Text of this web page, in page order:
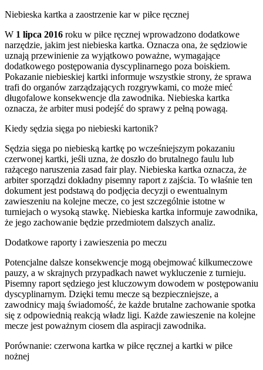
Niebieska kartka a zaostrzenie kar w piłce ręcznej
W 1 lipca 2016 roku w piłce ręcznej wprowadzono dodatkowe
narzędzie, jakim jest niebieska kartka. Oznacza ona, że sędziowie
uznają przewinienie za wyjątkowo poważne, wymagające
dodatkowego postępowania dyscyplinarnego poza boiskiem.
Pokazanie niebieskiej kartki informuje wszystkie strony, że sprawa
trafi do organów zarządzających rozgrywkami, co może mieć
długofalowe konsekwencje dla zawodnika. Niebieska kartka
oznacza, że arbiter musi podejść do sprawy z pełną powagą.
Kiedy sędzia sięga po niebieski kartonik?
Sędzia sięga po niebieską kartkę po wcześniejszym pokazaniu
czerwonej kartki, jeśli uzna, że doszło do brutalnego faulu lub
rażącego naruszenia zasad fair play. Niebieska kartka oznacza, że
arbiter sporządzi dokładny pisemny raport z zajścia. To właśnie ten
dokument jest podstawą do podjęcia decyzji o ewentualnym
zawieszeniu na kolejne mecze, co jest szczególnie istotne w
turniejach o wysoką stawkę. Niebieska kartka informuje zawodnika,
że jego zachowanie będzie przedmiotem dalszych analiz.
Dodatkowe raporty i zawieszenia po meczu
Potencjalne dalsze konsekwencje mogą obejmować kilkumeczowe
pauzy, a w skrajnych przypadkach nawet wykluczenie z turnieju.
Pisemny raport sędziego jest kluczowym dowodem w postępowaniu
dyscyplinarnym. Dzięki temu mecze są bezpieczniejsze, a
zawodnicy mają świadomość, że każde brutalne zachowanie spotka
się z odpowiednią reakcją władz ligi. Każde zawieszenie na kolejne
mecze jest poważnym ciosem dla aspiracji zawodnika.
Porównanie: czerwona kartka w piłce ręcznej a kartki w piłce
nożnej